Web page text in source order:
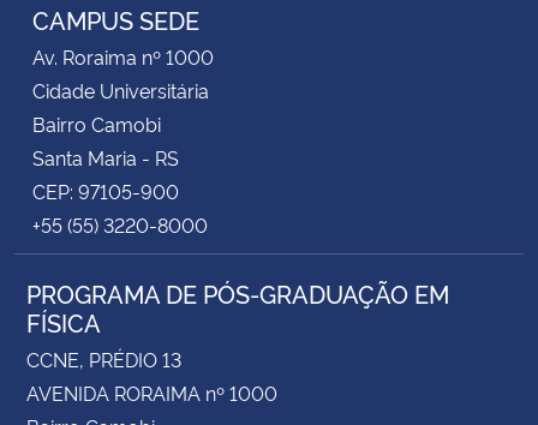
Gabinete de Segurança Institucional
Advocacia-Geral da União
Banco Central do Brasil
Planalto
CAMPUS SEDE
Av. Roraima nº 1000
Cidade Universitária
Bairro Camobi
Santa Maria - RS
CEP: 97105-900
+55 (55) 3220-8000
PROGRAMA DE PÓS-GRADUAÇÃO EM
FÍSICA
CCNE, PRÉDIO 13
AVENIDA RORAIMA nº 1000